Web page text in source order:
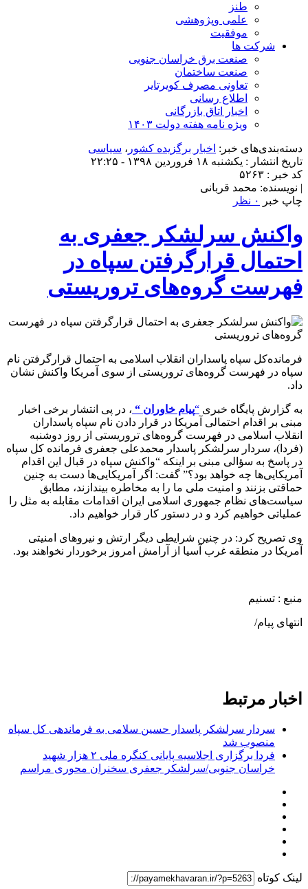
طنز
علمی وپژوهشی
موفقیت
شرکت ها
صنعت برق خراسان جنوبی
صنعت ساختمان
تعاونی مصرف کویرتایر
اطلاع رسانی
اخبار اتاق بازرگانی
ویژه نامه هفته دولت ۱۴۰۳
دسته‌بندی‌های خبر: اخبار برگزیده کشور ، سیاسی
تاریخ انتشار : یکشنبه ۱۸ فروردین ۱۳۹۸ - ۲۲:۲۵
کد خبر : ۵۲۶۳
| نویسنده: محمد قربانی
چاپ خبر
۰ نظر
واکنش سرلشکر جعفری به
احتمال قرارگرفتن سپاه در
فهرست گروه‌های تروریستی
فرمانده‌کل سپاه پاسداران انقلاب اسلامی به احتمال قرارگرفتن نام
سپاه در فهرست گروه‌های تروریستی از سوی آمریکا واکنش نشان
داد.
به گزارش پایگاه خبری “پیام خاوران “ ، در پی انتشار برخی اخبار
مبنی بر اقدام احتمالی آمریکا در قرار دادن نام سپاه پاسداران
انقلاب اسلامی در فهرست گروه‌های تروریستی از روز دوشنبه
(فردا)، سردار سرلشکر پاسدار محمدعلی جعفری فرمانده کل سپاه
در پاسخ به سؤالی مبنی بر اینکه “واکنش سپاه در قبال این اقدام
آمریکایی‌ها چه خواهد بود؟” گفت: اگر آمریکایی‌ها دست به چنین
حماقتی بزنند و امنیت ملی ما را به مخاطره بیندازند، مطابق
سیاست‌های نظام جمهوری اسلامی ایران اقدامات مقابله به مثل را
عملیاتی خواهیم کرد و در دستور کار قرار خواهیم داد.
وی تصریح کرد: در چنین شرایطی دیگر ارتش و نیروهای امنیتی
آمریکا در منطقه غرب آسیا از آرامش امروز برخوردار نخواهند بود.
منبع : تسنیم
انتهای پیام/
اخبار مرتبط
سردار سرلشکر پاسدار حسین سلامی به فرماندهی کل سپاه
منصوب شد
فردا برگزاری اجلاسیه پایانی کنگره ملی ۲ هزار شهید
خراسان جنوبی/سرلشکر جعفری سخنران محوری مراسم
لینک کوتاه